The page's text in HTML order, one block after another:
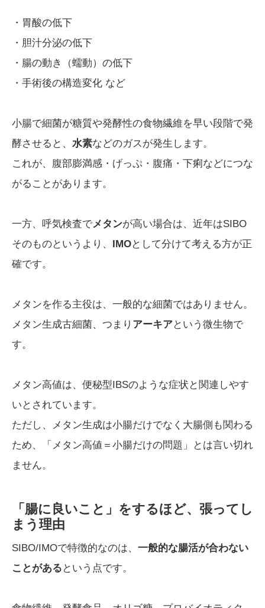
・胃酸の低下
・胆汁分泌の低下
・腸の動き（蠕動）の低下
・手術後の構造変化 など
小腸で細菌が糖質や発酵性の食物繊維を早い段階で発
酵させると、 水素などのガスが発生します。
これが、腹部膨満感・げっぷ・腹痛・下痢などにつな
がることがあります。
一方、呼気検査でメタンが高い場合は、近年はSIBO
そのものというより、
IMOとして分けて考える方が正
確です。
メタンを作る主役は、一般的な細菌ではありません。
メタン生成古細菌、つまり アーキアという微生物で
す。
メタン高値は、便秘型IBSのような症状と関連しやす
いとされています。
ただし、メタン生成は小腸だけでなく大腸側も関わる
ため、「メタン高値＝小腸だけの問題」とは言い切れ
ません。
「腸に良いこと」をするほど、張ってし
まう理由
SIBO/IMOで特徴的なのは、 一般的な腸活が合わない
ことがある という点です。